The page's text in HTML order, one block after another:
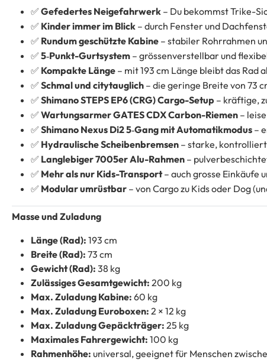
✅ Gefedertes Neigefahrwerk – Du bekommst Trike-
✅ Kinder immer im Blick – durch Fenster und
✅ Rundum geschützte Kabine – stabiler Rohrrahmen
✅ 5‑Punkt-Gurtsystem – grössenverstellbar und
✅ Kompakte Länge – mit 193 cm Länge bleibt das
✅ Schmal und citytauglich – die geringe Breite von 73
✅ Shimano STEPS EP6 (CRG) Cargo-Setup – kräftige,
✅ Wartungsarmer GATES CDX Carbon-Riemen –
✅ Shimano Nexus Di2 5‑Gang mit Automatikmodus –
✅ Hydraulische Scheibenbremsen – starke,
✅ Langlebiger 7005er Alu-Rahmen –
✅ Mehr als nur Kids-Transport– auch grosse Einkäufe
✅ Modular umrüstbar – von Cargo zu Kids oder Dog
Masse und Zuladung
Länge (Rad): 193 cm
Breite (Rad): 73 cm
Gewicht (Rad): 38 kg
Zulässiges Gesamtgewicht: 200 kg
Max. Zuladung Kabine: 60 kg
Max. Zuladung Euroboxen: 2 × 12 kg
Max. Zuladung Gepäckträger: 25 kg
Maximales Fahrergewicht: 100 kg
Rahmenhöhe: universal, geeignet für Menschen